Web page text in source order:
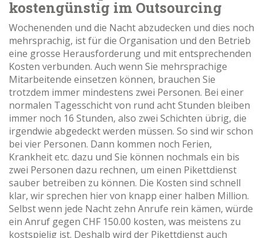
kostengünstig im Outsourcing
Wochenenden und die Nacht abzudecken und dies noch
mehrsprachig, ist für die Organisation und den Betrieb
eine grosse Herausforderung und mit entsprechenden
Kosten verbunden. Auch wenn Sie mehrsprachige
Mitarbeitende einsetzen können, brauchen Sie
trotzdem immer mindestens zwei Personen. Bei einer
normalen Tagesschicht von rund acht Stunden bleiben
immer noch 16 Stunden, also zwei Schichten übrig, die
irgendwie abgedeckt werden müssen. So sind wir schon
bei vier Personen. Dann kommen noch Ferien,
Krankheit etc. dazu und Sie können nochmals ein bis
zwei Personen dazu rechnen, um einen Pikettdienst
sauber betreiben zu können. Die Kosten sind schnell
klar, wir sprechen hier von knapp einer halben Million.
Selbst wenn jede Nacht zehn Anrufe rein kämen, würde
ein Anruf gegen CHF 150.00 kosten, was meistens zu
kostspielig ist. Deshalb wird der Pikettdienst auch